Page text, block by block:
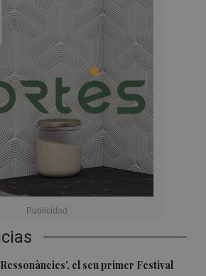
el seu primer Festival